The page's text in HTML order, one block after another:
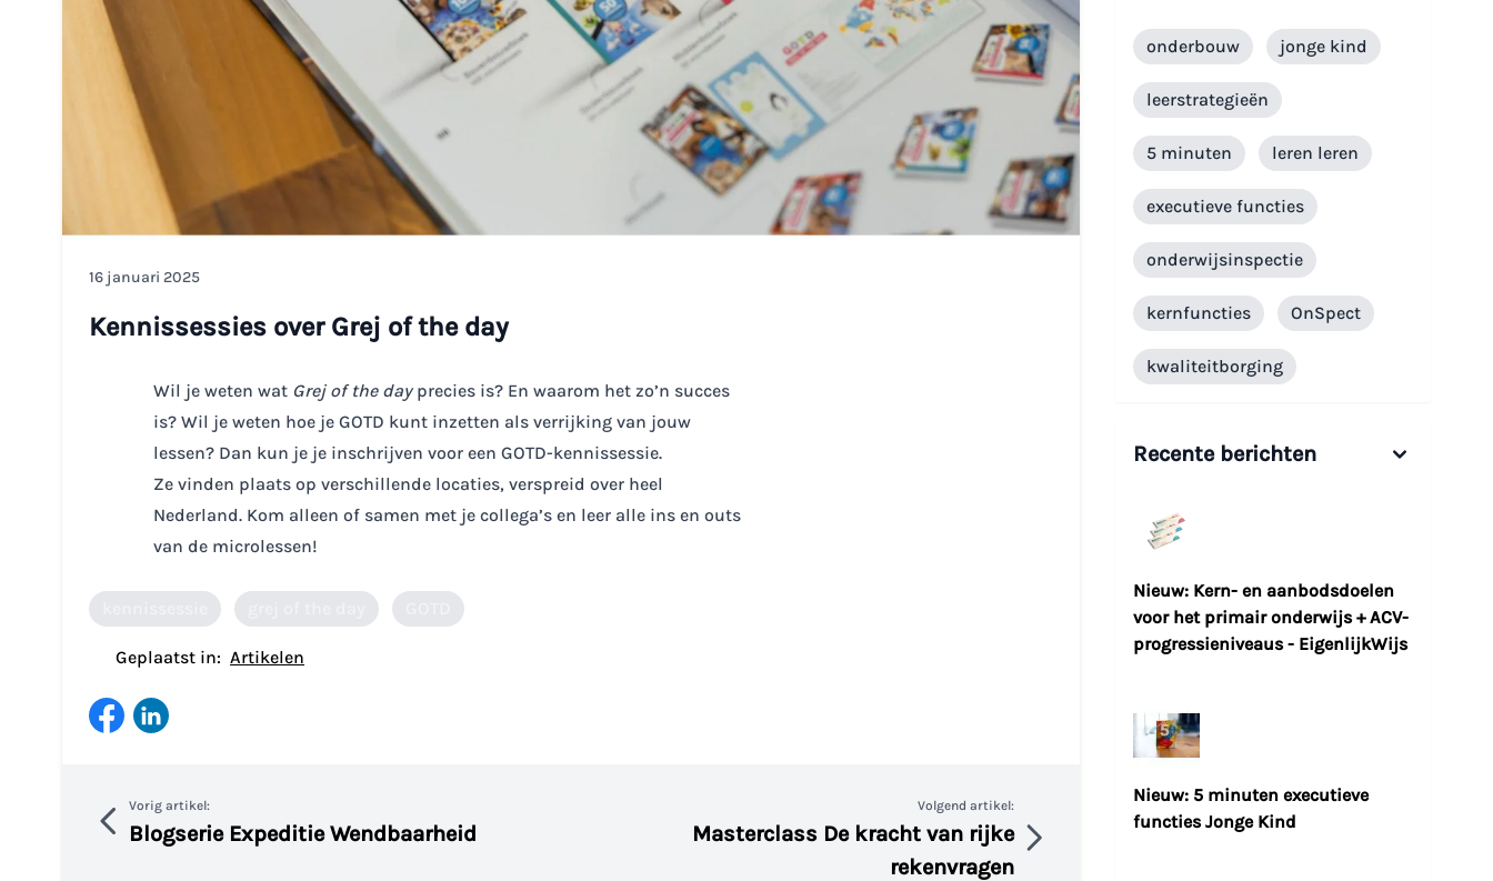
16 januari 2025
Kennissessies over Grej of the day
Wil je weten wat Grej of the dayprecies is? En waarom het zo’n succes
is? Wil je weten hoe je GOTD kunt inzetten als verrijking van jouw
lessen? Dan kun je je inschrijven voor een GOTD-kennissessie.
Ze vinden plaats op verschillende locaties, verspreid over heel
Nederland. Kom alleen of samen met je collega’s en leer alle ins en outs
van de microlessen!
Geplaatst in: Artikelen
Vorig artikel:
Blogserie Expeditie Wendbaarheid
Volgend artikel:
Masterclass De kracht van rijke
rekenvragen
onderbouw jonge kind
leerstrategieën
5 minuten leren leren
executieve functies
onderwijsinspectie
kernfuncties OnSpect
kwaliteitborging
Recente berichten
Nieuw: Kern- en aanbodsdoelen
voor het primair onderwijs + ACV-
progressieniveaus - EigenlijkWijs
Nieuw: 5 minuten executieve
functies Jonge Kind